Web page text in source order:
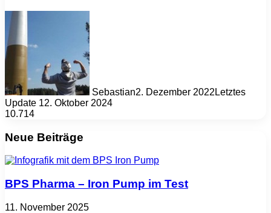
Sebastian2. Dezember 2022 Letztes
Update 12. Oktober 2024
10.714
Neue Beiträge
BPS Pharma – Iron Pump im Test
11. November 2025